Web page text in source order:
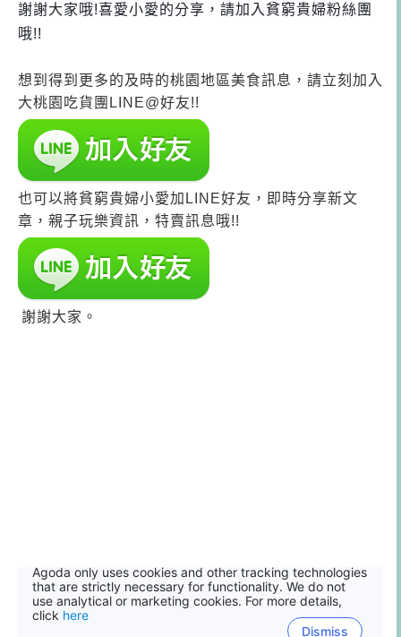
謝謝大家哦!喜愛小愛的分享，請加入貧窮貴婦粉絲團
哦!!
想到得到更多的及時的桃園地區美食訊息，請立刻加入
大桃園吃貨團LINE@好友!!
也可以將貧窮貴婦小愛加LINE好友，即時分享新文
章，親子玩樂資訊，特賣訊息哦!!
謝謝大家。